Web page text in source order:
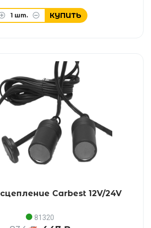
1 шт. КУПИТЬ
Carbest 12V/24V
81320